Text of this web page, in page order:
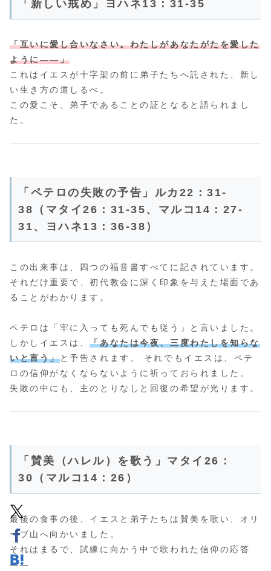
「新しい戒め」ヨハネ13：31-35
「互いに愛し合いなさい。わたしがあなたがたを愛した
ように――」
これはイエスが十字架の前に弟子たちへ託された、新し
い生き方の道しるべ。
この愛こそ、弟子であることの証となると語られまし
た。
「ペテロの失敗の予告」ルカ22：31-
38（マタイ26：31-35、マルコ14：27-
31、ヨハネ13：36-38）
この出来事は、四つの福音書すべてに記されています。
それだけ重要で、初代教会に深く印象を与えた場面であ
ることがわかります。
ペテロは「牢に入っても死んでも従う」と言いました。
しかしイエスは、「あなたは今夜、三度わたしを知らな
いと言う」と予告されます。 それでもイエスは、ペテ
ロの信仰がなくならないように祈っておられました。
失敗の中にも、主のとりなしと回復の希望が光ります。
「賛美（ハレル）を歌う」マタイ26：
30（マルコ14：26）
最後の食事の後、イエスと弟子たちは賛美を歌い、オリ
ーブ山へ向かいました。
それはまるで、試練に向かう中で歌われた信仰の応答
――